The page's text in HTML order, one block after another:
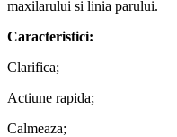
maxilarului si linia parului.
Caracteristici:
Clarifica;
Actiune rapida;
Calmeaza;